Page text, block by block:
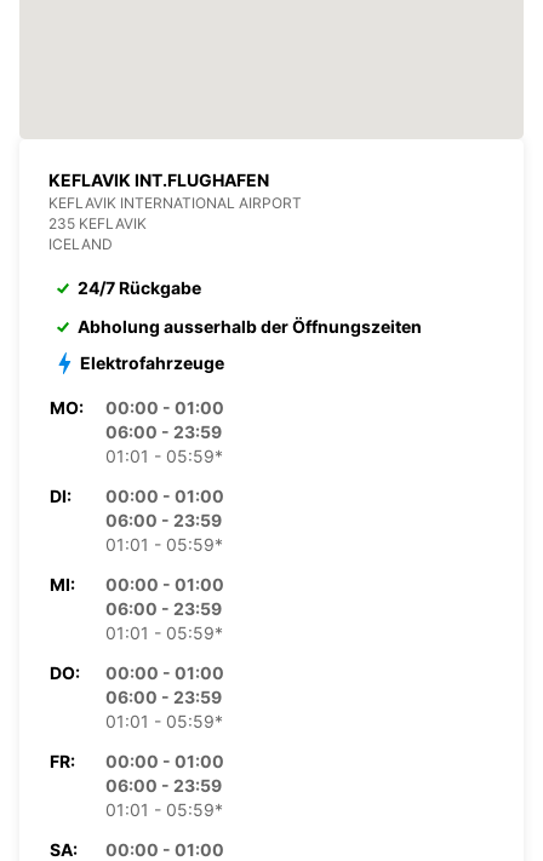
KEFLAVIK INT.FLUGHAFEN
KEFLAVIK INTERNATIONAL AIRPORT
235 KEFLAVIK
ICELAND
24/7 Rückgabe
Abholung ausserhalb der Öffnungszeiten
Elektrofahrzeuge
MO:
00:00 - 01:00
06:00 - 23:59
01:01 - 05:59*
DI:
00:00 - 01:00
06:00 - 23:59
01:01 - 05:59*
MI:
00:00 - 01:00
06:00 - 23:59
01:01 - 05:59*
DO:
00:00 - 01:00
06:00 - 23:59
01:01 - 05:59*
FR:
00:00 - 01:00
06:00 - 23:59
01:01 - 05:59*
SA:
00:00 - 01:00